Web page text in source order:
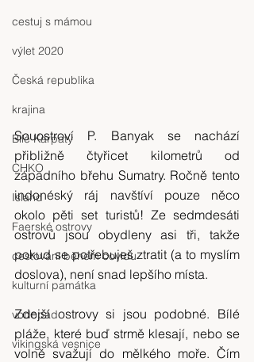
cestuj s mámou
výlet 2020
Česká republika
krajina
Bílé Karpaty
CHKO
Island
Faerské ostrovy
cestování během covidu
kulturní památka
vodopád
vikingská vesnice
Souostroví P. Banyak se nachází
přibližně čtyřicet kilometrů od
západního břehu Sumatry. Ročně tento
indonéský ráj navštíví pouze něco
okolo pěti set turistů! Ze sedmdesáti
ostrovů jsou obydleny asi tři, takže
pokud se potřebuješ ztratit (a to myslím
doslova), není snad lepšího místa.
Zdejší ostrovy si jsou podobné. Bílé
pláže, které buď strmě klesají, nebo se
volně svažují do mělkého moře. Čím